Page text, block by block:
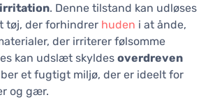
. Denne tilstand kan udløses
tøj, der forhindrer huden i at ånde,
der irriterer følsomme
kan udslæt skyldes overdreven
et fugtigt miljø, der er ideelt for
og gær.